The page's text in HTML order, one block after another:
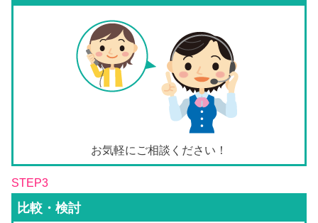
お気軽にご相談ください！
STEP3
比較・検討